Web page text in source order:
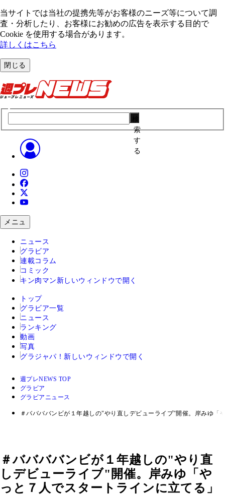
当サイトでは当社の提携先等がお客様のニーズ等について調
査・分析したり、お客様にお勧めの広告を表⽰する⽬的で
Cookie を使⽤する場合があります。
詳しくはこちら
閉じる
索
す
る
メニュ
ニュース
グラビア
連載コラム
コミック
キン肉マン 新しいウィンドウで開く
トップ
グラビア一覧
ニュース
ランキング
動画
写真
グラジャパ！ 新しいウィンドウで開く
週プレNEWS TOP
グラビア
グラビアニュース
＃ババババンビが１年越しの"やり直しデビューライブ"開催。岸みゆ「
＃ババババンビが１年越しの"やり直
しデビューライブ"開催。岸みゆ「や
っと７人でスタートラインに立てる」